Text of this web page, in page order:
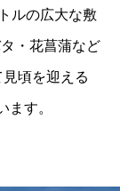
ルの広大な敷
・花菖蒲など
頃を迎える
ます。